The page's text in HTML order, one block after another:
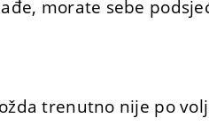
morate sebe
trenutno nije po